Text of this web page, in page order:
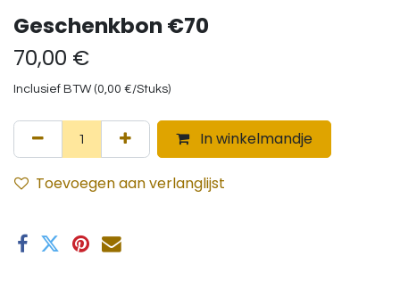
Geschenkbon €70
70,00 €
Inclusief BTW (0,00 €/Stuks)
In winkelmandje
Toevoegen aan verlanglijst